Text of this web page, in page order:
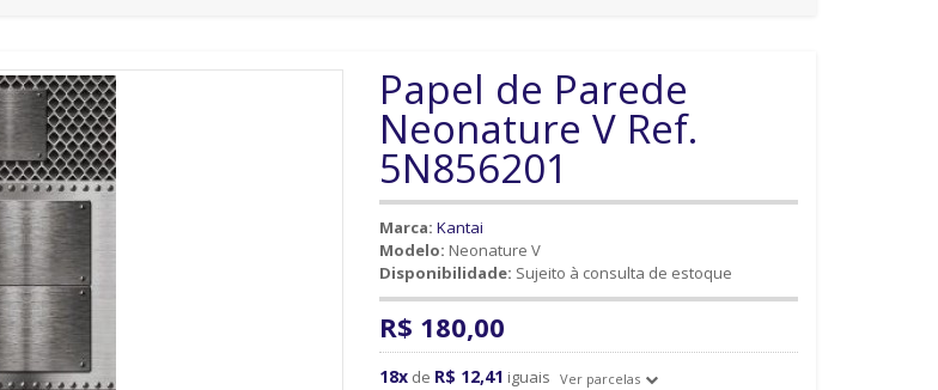
Papel de Parede
Neonature V Ref.
5N856201
Marca: Kantai
Modelo: Neonature V
Disponibilidade: Sujeito à consulta de estoque
R$ 180,00
18x de R$ 12,41 iguais Ver parcelas